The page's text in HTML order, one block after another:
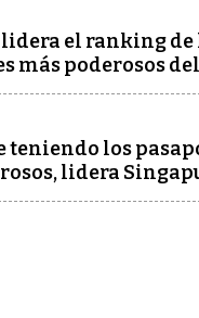
el ranking de
más poderosos
teniendo los
lidera